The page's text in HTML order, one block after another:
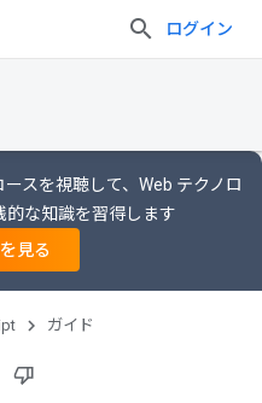
ログイン
スを視聴して、Web テクノロ
的な知識を習得します
見る
ガイド